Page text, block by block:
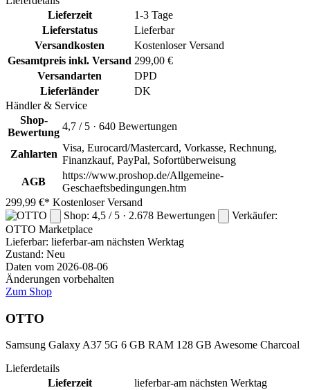
Lieferzeit
1-3 Tage
Lieferstatus
Lieferbar
Versandkosten
Kostenloser Versand
Gesamtpreis inkl. Versand 299,00 €
Versandarten
DPD
Lieferländer
DK
Händler & Service
Shop-
Bewertung
4,7 / 5 · 640 Bewertungen
Zahlarten
Visa, Eurocard/Mastercard, Vorkasse, Rechnung,
Finanzkauf, PayPal, Sofortüberweisung
AGB
https://www.proshop.de/Allgemeine-
Geschaeftsbedingungen.htm
299,99 €* Kostenloser Versand
Shop: 4,5 / 5 · 2.678 Bewertungen
Verkäufer:
OTTO Marketplace
Lieferbar: lieferbar-am nächsten Werktag
Zustand: Neu
Daten vom 2026-08-06
Änderungen vorbehalten
Zum Shop
OTTO
Samsung Galaxy A37 5G 6 GB RAM 128 GB Awesome Charcoal
Lieferdetails
Lieferzeit
lieferbar-am nächsten Werktag